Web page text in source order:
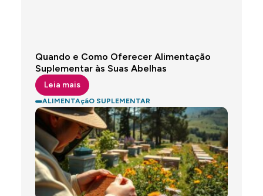
Quando e Como Oferecer Alimentação
Suplementar às Suas Abelhas
Leia mais
ALIMENTAçãO SUPLEMENTAR